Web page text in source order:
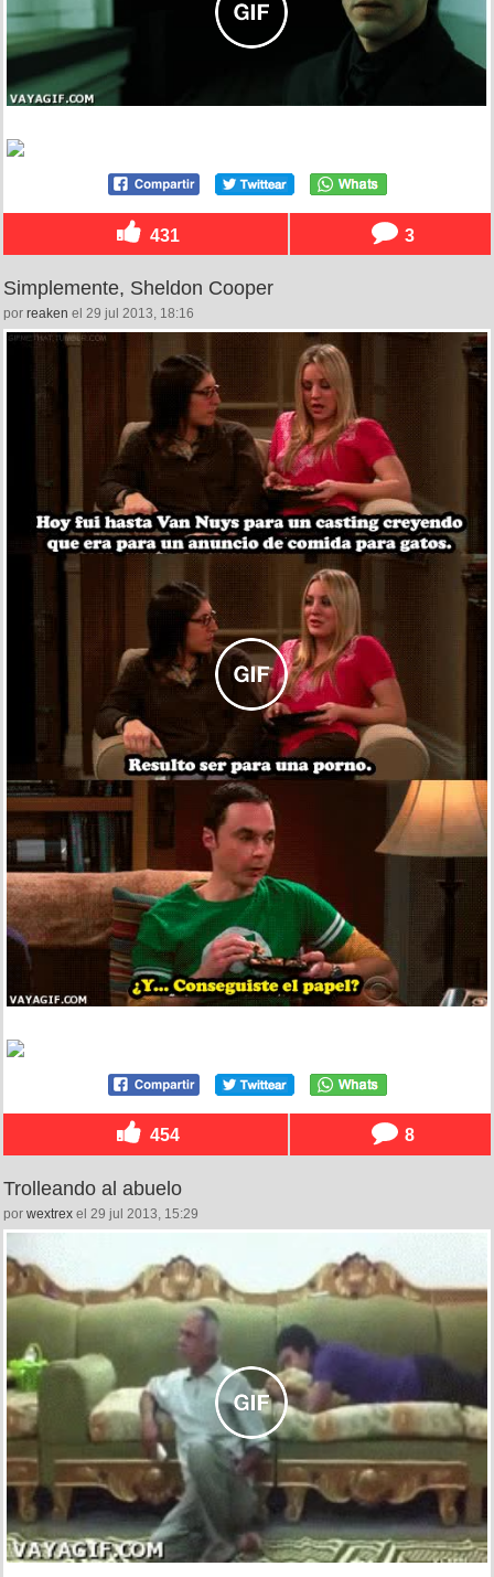
431 3
Simplemente, Sheldon Cooper
por reaken el 29 jul 2013, 18:16
454 8
Trolleando al abuelo
por wextrex el 29 jul 2013, 15:29